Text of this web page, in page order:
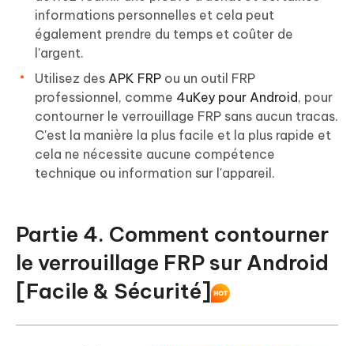
informations personnelles et cela peut
également prendre du temps et coûter de
l'argent.
Utilisez des APK FRP ou un outil FRP
professionnel, comme 4uKey pour Android, pour
contourner le verrouillage FRP sans aucun tracas.
C'est la manière la plus facile et la plus rapide et
cela ne nécessite aucune compétence
technique ou information sur l'appareil.
Partie 4. Comment contourner
le verrouillage FRP sur Android
[Facile & Sécurité]